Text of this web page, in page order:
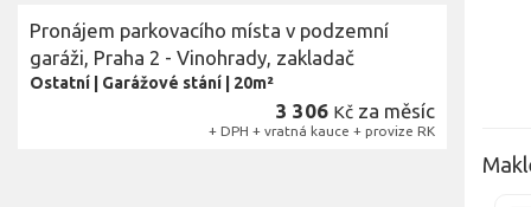
Pronájem parkovacího místa v podzemní
garáži, Praha 2 - Vinohrady, zakladač
Ostatní Garážové stání 20m²
3 306 Kč za měsíc
+ DPH + vratná kauce + provize RK